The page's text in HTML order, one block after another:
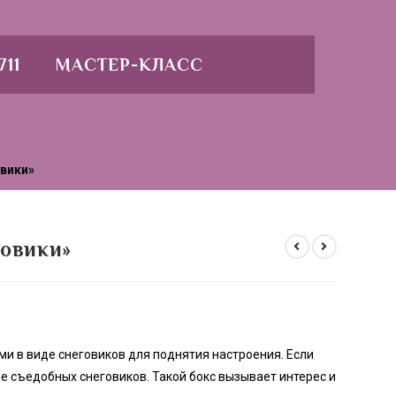
МАСТЕР-КЛАСС
в виде снеговиков для поднятия настроения. Если
съедобных снеговиков. Такой бокс вызывает интерес и